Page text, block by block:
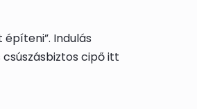
Indulás
cipő itt